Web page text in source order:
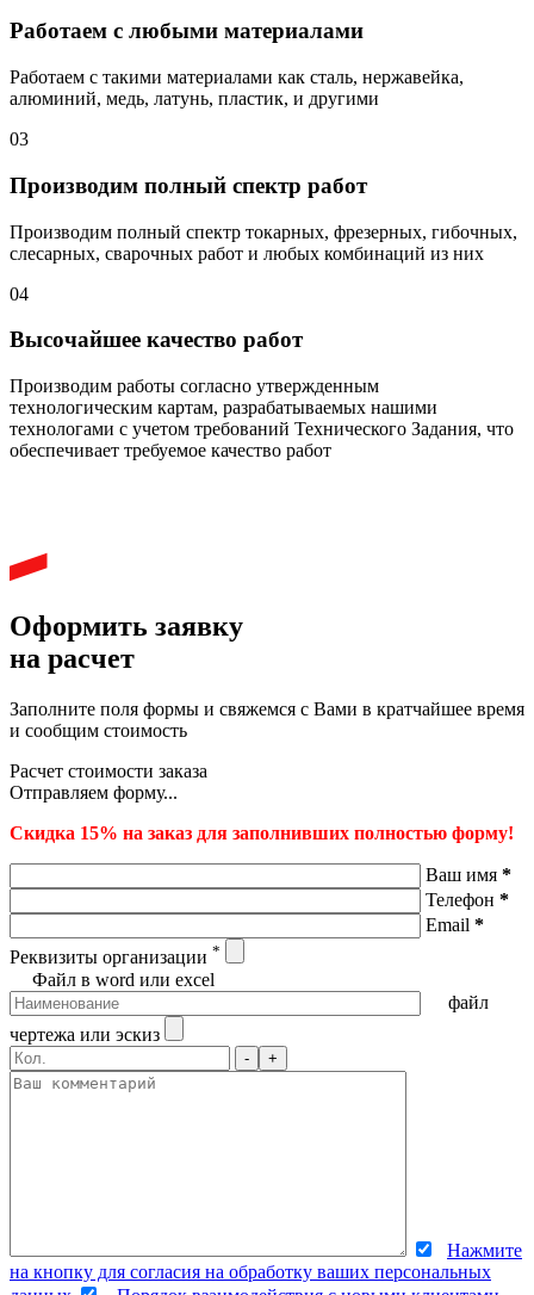
Работаем с любыми материалами
Работаем с такими материалами как сталь, нержавейка,
алюминий, медь, латунь, пластик, и другими
03
Производим полный спектр работ
Производим полный спектр токарных, фрезерных, гибочных,
слесарных, сварочных работ и любых комбинаций из них
04
Высочайшее качество работ
Производим работы согласно утвержденным
технологическим картам, разрабатываемых нашими
технологами с учетом требований Технического Задания, что
обеспечивает требуемое качество работ
Оформить заявку
на расчет
Заполните поля формы и свяжемся с Вами в кратчайшее время
и сообщим стоимость
Расчет стоимости заказа
Отправляем форму...
Скидка 15% на заказ для заполнивших полностью форму!
Ваш имя *
Телефон *
Email *
Реквизиты организации *
Файл в word или excel
файл
чертежа или эскиз
- +
Нажмите
на кнопку для согласия на обработку ваших персональных